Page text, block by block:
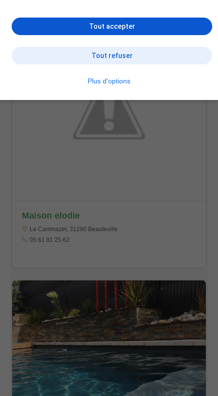
Maison elodie
Le Cammazet, 31290 Beauteville
05 61 81 25 62
Tout refuser
Tout accepter
Plus d'options